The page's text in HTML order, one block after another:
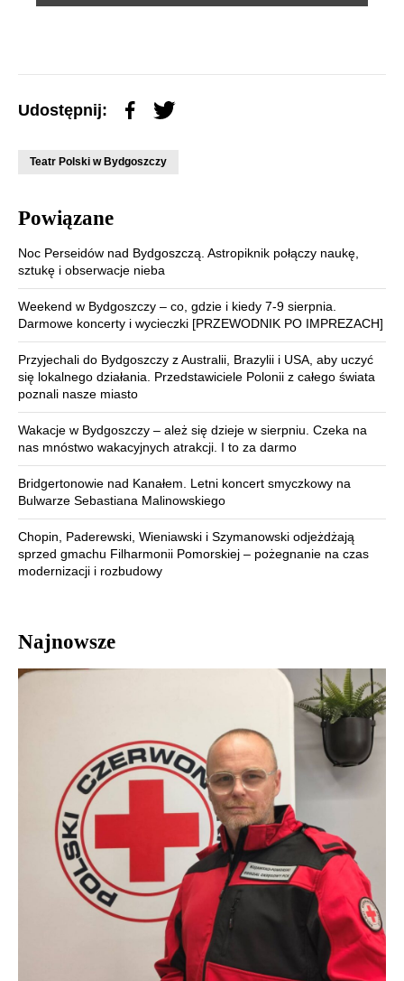
Udostępnij:
Teatr Polski w Bydgoszczy
Powiązane
Noc Perseidów nad Bydgoszczą. Astropiknik połączy naukę,
sztukę i obserwacje nieba
Weekend w Bydgoszczy – co, gdzie i kiedy 7-9 sierpnia.
Darmowe koncerty i wycieczki [PRZEWODNIK PO IMPREZACH]
Przyjechali do Bydgoszczy z Australii, Brazylii i USA, aby uczyć
się lokalnego działania. Przedstawiciele Polonii z całego świata
poznali nasze miasto
Wakacje w Bydgoszczy – ależ się dzieje w sierpniu. Czeka na
nas mnóstwo wakacyjnych atrakcji. I to za darmo
Bridgertonowie nad Kanałem. Letni koncert smyczkowy na
Bulwarze Sebastiana Malinowskiego
Chopin, Paderewski, Wieniawski i Szymanowski odjeżdżają
sprzed gmachu Filharmonii Pomorskiej – pożegnanie na czas
modernizacji i rozbudowy
Najnowsze